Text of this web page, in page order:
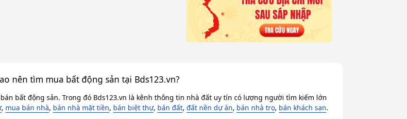
nên tìm mua bất động sản tại Bds123.vn?
bất động sản. Trong đó Bds123.vn là kênh thông tin nhà đất uy tín có lượng người tìm kiếm lớn
, mua bán nhà, bán nhà mặt tiền, bán biệt thự, bán đất, đất nền dự án, bán nhà trọ, bán khách sạn.